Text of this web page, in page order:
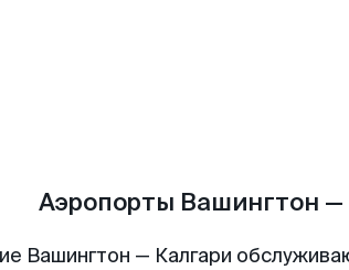
Аэропорты Вашингтон —
Вашингтон — Калгари